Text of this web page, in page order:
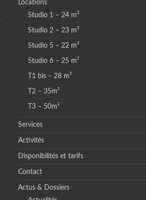
Locations
Studio 1 – 24 m²
Studio 2 – 23 m²
Studio 5 – 22 m²
Studio 6 – 25 m²
T1 bis – 28 m²
T2 – 35m²
T3 – 50m²
Services
Activités
Disponibilités et tarifs
Contact
Actus & Dossiers